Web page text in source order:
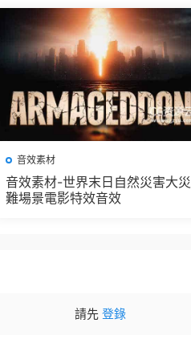
音效素材
音效素材-世界末日自然災害大災
難場景電影特效音效
請先 登錄